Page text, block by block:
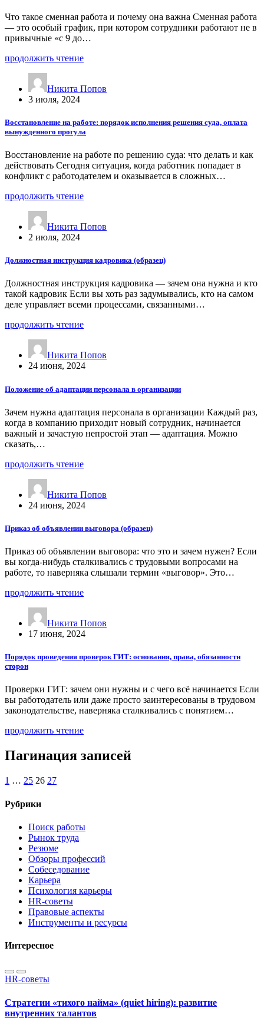
Что такое сменная работа и почему она важна Сменная работа
— это особый график, при котором сотрудники работают не в
привычные «с 9 до…
продолжить чтение
Никита Попов
3 июля, 2024
Восстановление на работе: порядок исполнения решения суда, оплата
вынужденного прогула
Восстановление на работе по решению суда: что делать и как
действовать Сегодня ситуация, когда работник попадает в
конфликт с работодателем и оказывается в сложных…
продолжить чтение
Никита Попов
2 июля, 2024
Должностная инструкция кадровика (образец)
Должностная инструкция кадровика — зачем она нужна и кто
такой кадровик Если вы хоть раз задумывались, кто на самом
деле управляет всеми процессами, связанными…
продолжить чтение
Никита Попов
24 июня, 2024
Положение об адаптации персонала в организации
Зачем нужна адаптация персонала в организации Каждый раз,
когда в компанию приходит новый сотрудник, начинается
важный и зачастую непростой этап — адаптация. Можно
сказать,…
продолжить чтение
Никита Попов
24 июня, 2024
Приказ об объявлении выговора (образец)
Приказ об объявлении выговора: что это и зачем нужен? Если
вы когда-нибудь сталкивались с трудовыми вопросами на
работе, то наверняка слышали термин «выговор». Это…
продолжить чтение
Никита Попов
17 июня, 2024
Порядок проведения проверок ГИТ: основания, права, обязанности
сторон
Проверки ГИТ: зачем они нужны и с чего всё начинается Если
вы работодатель или даже просто заинтересованы в трудовом
законодательстве, наверняка сталкивались с понятием…
продолжить чтение
Пагинация записей
1 … 25 26 27
Рубрики
Поиск работы
Рынок труда
Резюме
Обзоры профессий
Собеседование
Карьера
Психология карьеры
HR-советы
Правовые аспекты
Инструменты и ресурсы
Интересное
HR-советы
Стратегии «тихого найма» (quiet hiring): развитие
внутренних талантов